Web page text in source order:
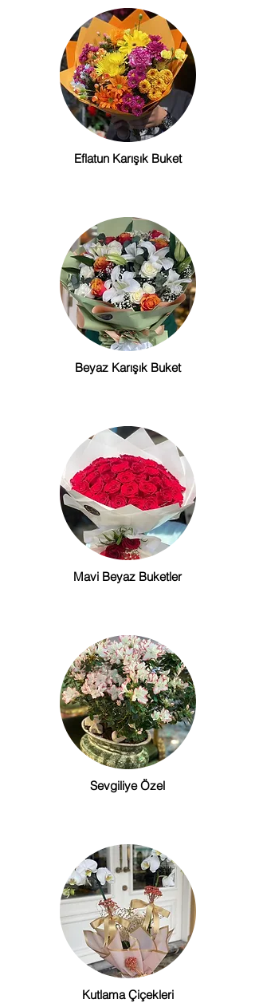
Eflatun Karışık Buket
Beyaz Karışık Buket
Mavi Beyaz Buketler
Sevgiliye Özel
Kutlama Çiçekleri